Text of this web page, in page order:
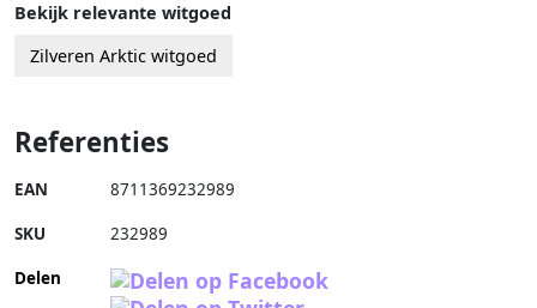
Bekijk relevante witgoed
Zilveren Arktic witgoed
Referenties
EAN 8711369232989
SKU 232989
Delen